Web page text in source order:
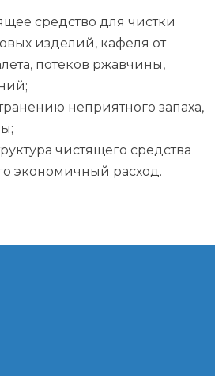
средство для чистки
изделий, кафеля от
потеков ржавчины,
неприятного запаха,
чистящего средства
экономичный расход.